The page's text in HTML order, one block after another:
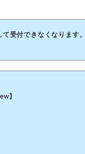
受付できなくなります。
】